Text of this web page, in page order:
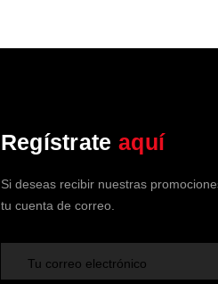
Regístrate aquí
Si deseas recibir nuestras
tu cuenta de correo.